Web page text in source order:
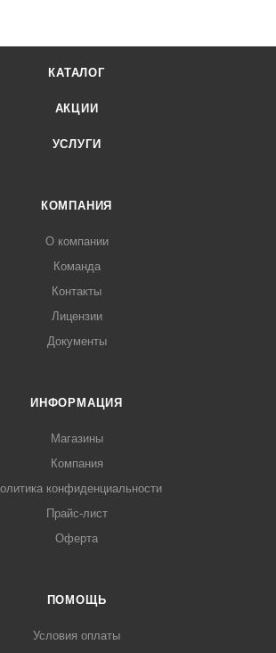
КАТАЛОГ
АКЦИИ
УСЛУГИ
КОМПАНИЯ
О компании
Команда
Контакты
Лицензии
Документы
ИНФОРМАЦИЯ
Магазины
Компания
конфиденциальности
Прайс-лист
Оферта
ПОМОЩЬ
Условия оплаты